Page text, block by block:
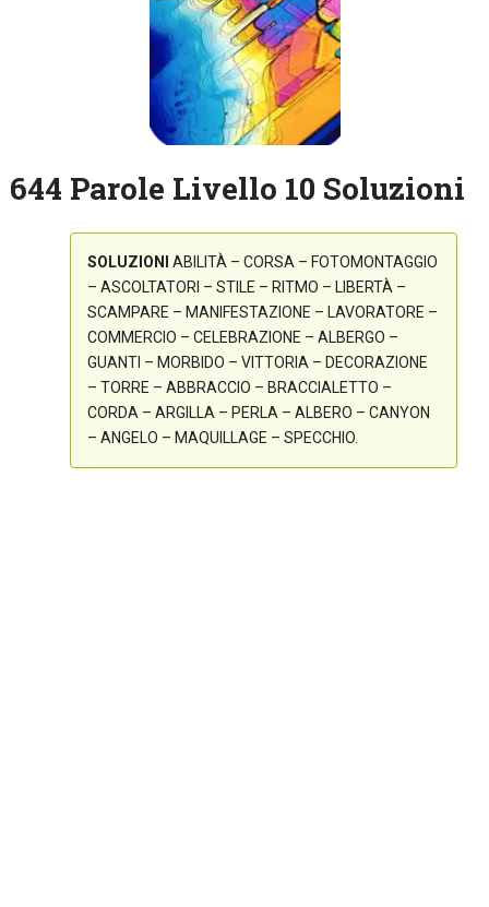
644 Parole Livello 10 Soluzioni
SOLUZIONI
ABILITÀ – CORSA – FOTOMONTAGGIO
– ASCOLTATORI – STILE – RITMO – LIBERTÀ –
SCAMPARE – MANIFESTAZIONE – LAVORATORE –
COMMERCIO – CELEBRAZIONE – ALBERGO –
GUANTI – MORBIDO – VITTORIA – DECORAZIONE
– TORRE – ABBRACCIO – BRACCIALETTO –
CORDA – ARGILLA – PERLA – ALBERO – CANYON
– ANGELO – MAQUILLAGE – SPECCHIO.